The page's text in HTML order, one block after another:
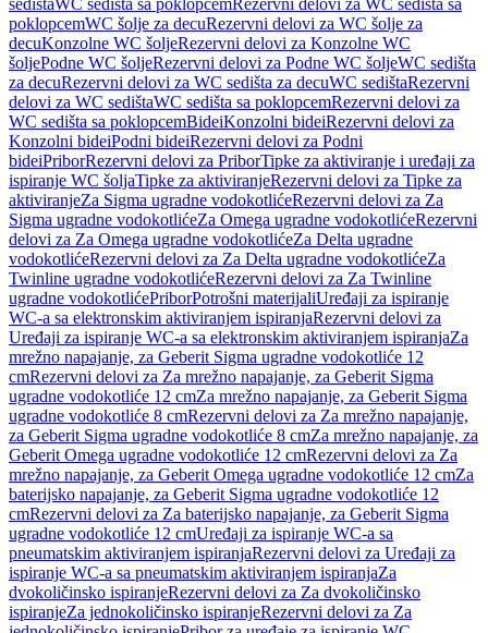
sedištaWC sedišta sa poklopcemRezervni delovi za WC sedišta sa
poklopcemWC šolje za decuRezervni delovi za WC šolje za
decuKonzolne WC šoljeRezervni delovi za Konzolne WC
šoljePodne WC šoljeRezervni delovi za Podne WC šoljeWC sedišta
za decuRezervni delovi za WC sedišta za decuWC sedištaRezervni
delovi za WC sedištaWC sedišta sa poklopcemRezervni delovi za
WC sedišta sa poklopcemBideiKonzolni bideiRezervni delovi za
Konzolni bideiPodni bideiRezervni delovi za Podni
bideiPriborRezervni delovi za PriborTipke za aktiviranje i uređaji za
ispiranje WC šoljaTipke za aktiviranjeRezervni delovi za Tipke za
aktiviranjeZa Sigma ugradne vodokotlićeRezervni delovi za Za
Sigma ugradne vodokotlićeZa Omega ugradne vodokotlićeRezervni
delovi za Za Omega ugradne vodokotlićeZa Delta ugradne
vodokotlićeRezervni delovi za Za Delta ugradne vodokotlićeZa
Twinline ugradne vodokotlićeRezervni delovi za Za Twinline
ugradne vodokotlićePriborPotrošni materijaliUređaji za ispiranje
WC-a sa elektronskim aktiviranjem ispiranjaRezervni delovi za
Uređaji za ispiranje WC-a sa elektronskim aktiviranjem ispiranjaZa
mrežno napajanje, za Geberit Sigma ugradne vodokotliće 12
cmRezervni delovi za Za mrežno napajanje, za Geberit Sigma
ugradne vodokotliće 12 cmZa mrežno napajanje, za Geberit Sigma
ugradne vodokotliće 8 cmRezervni delovi za Za mrežno napajanje,
za Geberit Sigma ugradne vodokotliće 8 cmZa mrežno napajanje, za
Geberit Omega ugradne vodokotliće 12 cmRezervni delovi za Za
mrežno napajanje, za Geberit Omega ugradne vodokotliće 12 cmZa
baterijsko napajanje, za Geberit Sigma ugradne vodokotliće 12
cmRezervni delovi za Za baterijsko napajanje, za Geberit Sigma
ugradne vodokotliće 12 cmUređaji za ispiranje WC-a sa
pneumatskim aktiviranjem ispiranjaRezervni delovi za Uređaji za
ispiranje WC-a sa pneumatskim aktiviranjem ispiranjaZa
dvokoličinsko ispiranjeRezervni delovi za Za dvokoličinsko
ispiranjeZa jednokoličinsko ispiranjeRezervni delovi za Za